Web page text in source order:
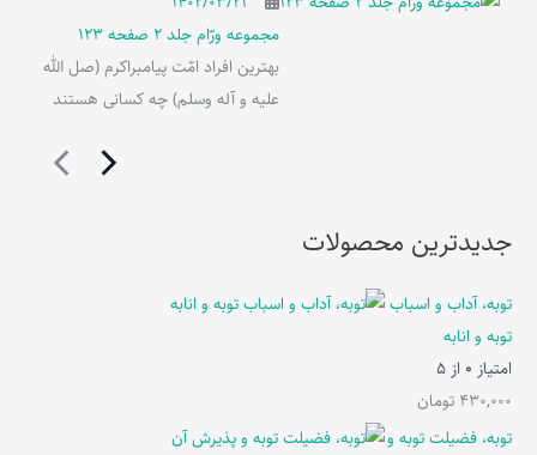
مجموعه ورّام جلد 2 صفحه 123
بهترین افراد امّت پیامبراکرم (صل الله
علیه و آله وسلم) چه کسانی هستند
جدیدترین محصولات
توبه، آداب و اسباب
توبه و انابه
امتیاز 0 از 5
430,000 تومان
توبه، فضیلت توبه و